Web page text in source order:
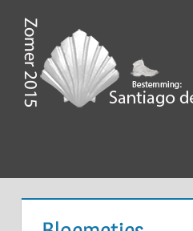
naar
inhoudZomer
2015,
Santiago